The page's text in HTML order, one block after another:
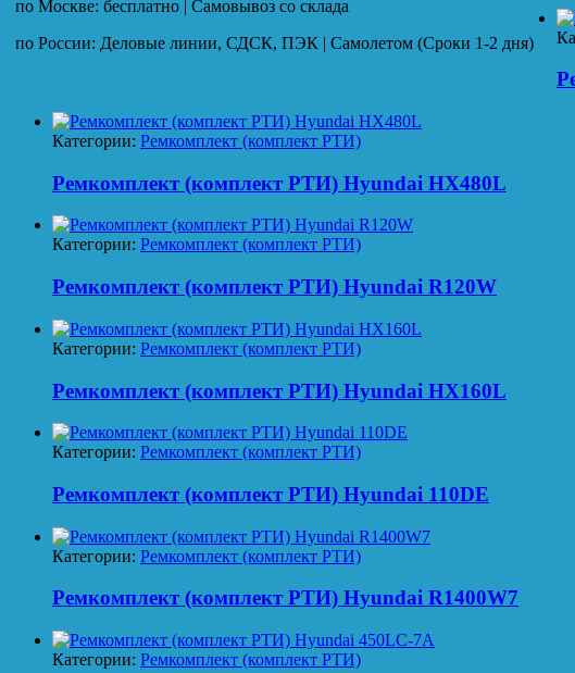
по Москве: бесплатно | Самовывоз со склада
по России: Деловые линии, СДСК, ПЭК | Самолетом (Сроки 1-2 дня)
Категории: Ремкомплект (комплект РТИ)
Ремкомплект (комплект РТИ) Hyundai HX480L
Категории: Ремкомплект (комплект РТИ)
Ремкомплект (комплект РТИ) Hyundai R120W
Категории: Ремкомплект (комплект РТИ)
Ремкомплект (комплект РТИ) Hyundai HX160L
Категории: Ремкомплект (комплект РТИ)
Ремкомплект (комплект РТИ) Hyundai 110DE
Категории: Ремкомплект (комплект РТИ)
Ремкомплект (комплект РТИ) Hyundai R1400W7
Категории: Ремкомплект (комплект РТИ)